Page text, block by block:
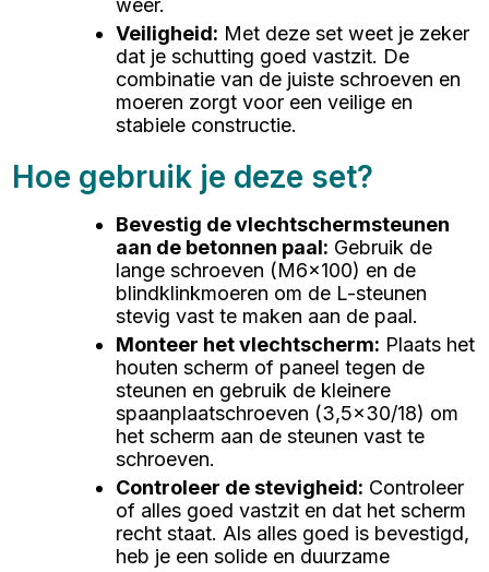
weer.
Veiligheid: Met deze set weet je zeker
dat je schutting goed vastzit. De
combinatie van de juiste schroeven en
moeren zorgt voor een veilige en
stabiele constructie.
Hoe gebruik je deze set?
Bevestig de vlechtschermsteunen
aan de betonnen paal: Gebruik de
lange schroeven (M6x100) en de
blindklinkmoeren om de L-steunen
stevig vast te maken aan de paal.
Monteer het vlechtscherm: Plaats het
houten scherm of paneel tegen de
steunen en gebruik de kleinere
spaanplaatschroeven (3,5x30/18) om
het scherm aan de steunen vast te
schroeven.
Controleer de stevigheid: Controleer
of alles goed vastzit en dat het scherm
recht staat. Als alles goed is bevestigd,
heb je een solide en duurzame